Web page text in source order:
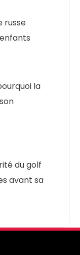
russe
la
du golf
avant sa